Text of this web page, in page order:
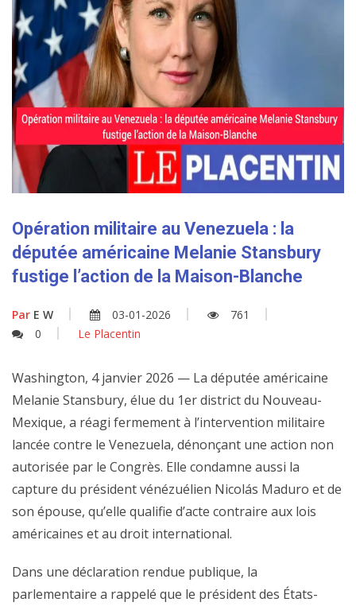
Opération militaire au Venezuela : la
députée américaine Melanie Stansbury
fustige l’action de la Maison-Blanche
Par E W 03-01-2026
761
0
Le Placentin
Washington, 4 janvier 2026 — La députée américaine
Melanie Stansbury, élue du 1er district du Nouveau-
Mexique, a réagi fermement à l’intervention militaire
lancée contre le Venezuela, dénonçant une action non
autorisée par le Congrès. Elle condamne aussi la
capture du président vénézuélien Nicolás Maduro et de
son épouse, qu’elle qualifie d’acte contraire aux lois
américaines et au droit international.
Dans une déclaration rendue publique, la
parlementaire a rappelé que le président des États-